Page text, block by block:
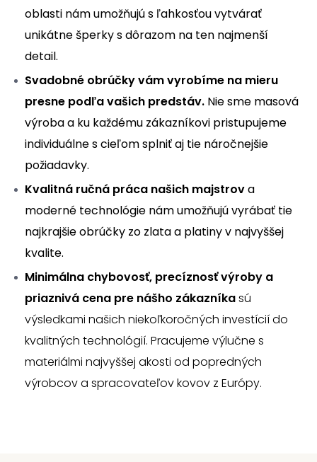
oblasti nám umožňujú s ľahkosťou vytvárať
unikátne šperky s dôrazom na ten najmenší
detail.
Svadobné obrúčky vám vyrobíme na mieru
presne podľa vašich predstáv. Nie sme masová
výroba a ku každému zákazníkovi pristupujeme
individuálne s cieľom splniť aj tie náročnejšie
požiadavky.
Kvalitná ručná práca našich majstrova
moderné technológie nám umožňujú vyrábať tie
najkrajšie obrúčky zo zlata a platiny v najvyššej
kvalite.
Minimálna chybovosť, precíznosť výroby a
priaznivá cena pre nášho zákazníkasú
výsledkami našich niekoľkoročných investícií do
kvalitných technológií. Pracujeme výlučne s
materiálmi najvyššej akosti od popredných
výrobcov a spracovateľov kovov z Európy.